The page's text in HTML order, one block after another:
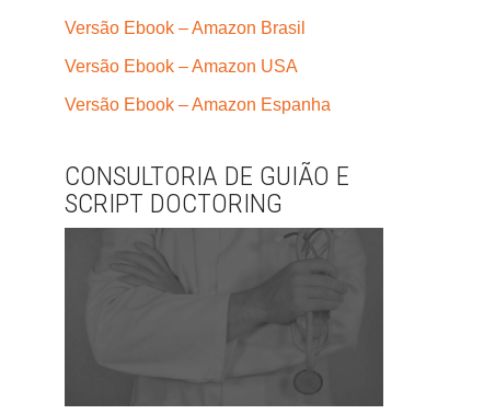
Versão Ebook – Amazon Brasil
Versão Ebook – Amazon USA
Versão Ebook – Amazon Espanha
CONSULTORIA DE GUIÃO E
SCRIPT DOCTORING